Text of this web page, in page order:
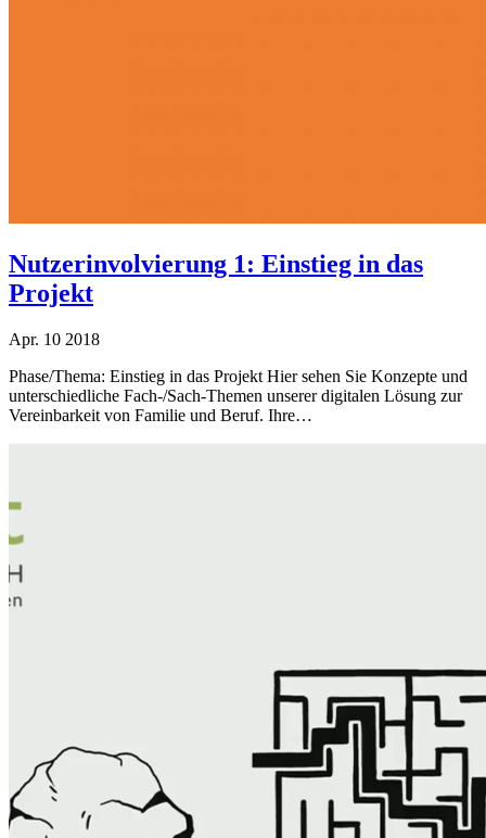
Nutzerinvolvierung 1: Einstieg in das
Projekt
Apr. 10 2018
Phase/Thema: Einstieg in das Projekt Hier sehen Sie Konzepte und
unterschiedliche Fach-/Sach-Themen unserer digitalen Lösung zur
Vereinbarkeit von Familie und Beruf. Ihre…